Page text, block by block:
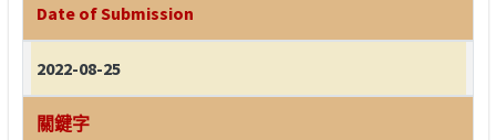
Date of Submission
2022-08-25
關鍵字